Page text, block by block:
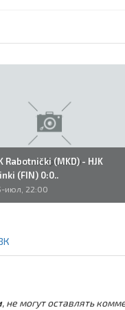
Rabotnički (MKD) - HJK
(FIN) 0:0..
июл, 22:00
, не могут оставлять